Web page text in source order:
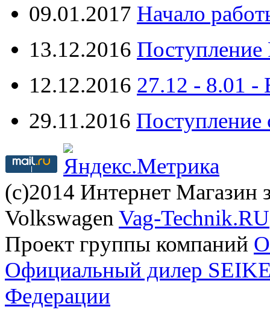
09.01.2017 Начало
13.12.2016 Поступление
12.12.2016 27.12 -
29.11.2016 Поступление
(с)2014 Интернет Магазин
Volkswagen Vag-Technik.RU
Проект группы компаний
Официальный дилер
Федерации